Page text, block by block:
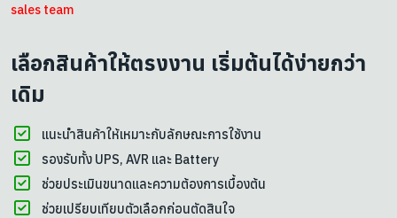
sales team
เลือกสินค้าให้ตรงงาน เริ่มต้นได้ง่ายกว่า
เดิม
แนะนำสินค้าให้เหมาะกับลักษณะการใช้งาน
รองรับทั้ง UPS, AVR และ Battery
ช่วยประเมินขนาดและความต้องการเบื้องต้น
ช่วยเปรียบเทียบตัวเลือกก่อนตัดสินใจ